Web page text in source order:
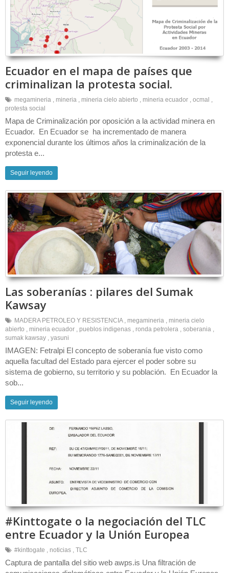
Ecuador en el mapa de países que
criminalizan la protesta social.
megamineria , mineria , mineria cielo abierto , mineria ecuador , ocmal ,
protesta social
Mapa de Criminalización por oposición a la actividad minera en
Ecuador. En Ecuador se ha incrementado de manera
exponencial durante los últimos años la criminalización de la
protesta e...
Seguir leyendo
Las soberanías : pilares del Sumak
Kawsay
MADERA PETROLEO Y RESISTENCIA , megamineria , mineria cielo
abierto , mineria ecuador , pueblos indigenas , ronda petrolera , soberania ,
sumak kawsay , yasuni
IMAGEN: Fetralpi El concepto de soberanía fue visto como
aquella facultad del Estado para ejercer el poder sobre su
sistema de gobierno, su territorio y su población. En Ecuador la
sob...
Seguir leyendo
#Kinttogate o la negociación del TLC
entre Ecuador y la Unión Europea
#kinttogate , noticias , TLC
Captura de pantalla del sitio web awps.is Una filtración de